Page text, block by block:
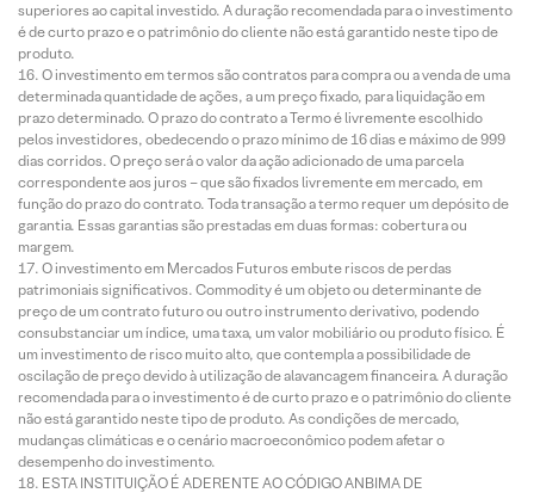
superiores ao capital investido. A duração recomendada para o investimento
é de curto prazo e o patrimônio do cliente não está garantido neste tipo de
produto.
O investimento em termos são contratos para compra ou a venda de uma
determinada quantidade de ações, a um preço fixado, para liquidação em
prazo determinado. O prazo do contrato a Termo é livremente escolhido
pelos investidores, obedecendo o prazo mínimo de 16 dias e máximo de 999
dias corridos. O preço será o valor da ação adicionado de uma parcela
correspondente aos juros – que são fixados livremente em mercado, em
função do prazo do contrato. Toda transação a termo requer um depósito de
garantia. Essas garantias são prestadas em duas formas: cobertura ou
margem.
O investimento em Mercados Futuros embute riscos de perdas
patrimoniais significativos. Commodity é um objeto ou determinante de
preço de um contrato futuro ou outro instrumento derivativo, podendo
consubstanciar um índice, uma taxa, um valor mobiliário ou produto físico. É
um investimento de risco muito alto, que contempla a possibilidade de
oscilação de preço devido à utilização de alavancagem financeira. A duração
recomendada para o investimento é de curto prazo e o patrimônio do cliente
não está garantido neste tipo de produto. As condições de mercado,
mudanças climáticas e o cenário macroeconômico podem afetar o
desempenho do investimento.
ESTA INSTITUIÇÃO É ADERENTE AO CÓDIGO ANBIMA DE